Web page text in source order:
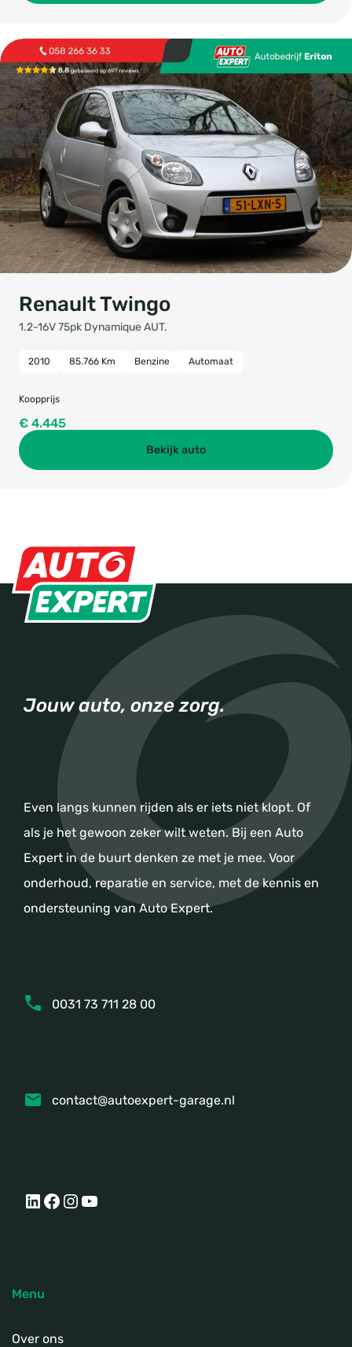
Renault Twingo
1.2-16V 75pk Dynamique AUT.
2010 85.766 Km Benzine Automaat
Koopprijs
€ 4.445
Bekijk auto
Jouw auto, onze zorg.
Even langs kunnen rijden als er iets niet klopt. Of
als je het gewoon zeker wilt weten. Bij een Auto
Expert in de buurt denken ze met je mee. Voor
onderhoud, reparatie en service, met de kennis en
ondersteuning van Auto Expert.
0031 73 711 28 00
contact@autoexpert-garage.nl
LinkedIn
Facebook
Instagram
YouTube
Menu
Over ons